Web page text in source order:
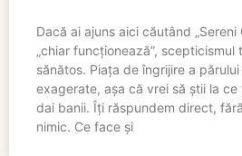
Dacă ai ajuns aici căutând „Sereni
„chiar funcționează”, scepticismul
sănătos. Piața de îngrijire a
exagerate, așa că vrei să știi la ce
dai banii. Îți răspundem direct,
nimic. Ce face și